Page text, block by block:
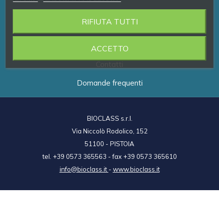
Prodotti
Brand
Domande frequenti
RIFIUTA TUTTI
ACCETTO
BIOCLASS s.r.l.
Via Niccolò Rodolico, 152
51100 - PISTOIA
tel. +39 0573 365563 - fax +39 0573 365610
info@bioclass.it - www.bioclass.it